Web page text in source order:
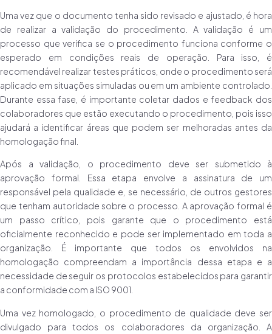
Uma vez que o documento tenha sido revisado e ajustado, é hora
de realizar a validação do procedimento. A validação é um
processo que verifica se o procedimento funciona conforme o
esperado em condições reais de operação. Para isso, é
recomendável realizar testes práticos, onde o procedimento será
aplicado em situações simuladas ou em um ambiente controlado.
Durante essa fase, é importante coletar dados e feedback dos
colaboradores que estão executando o procedimento, pois isso
ajudará a identificar áreas que podem ser melhoradas antes da
homologação final.
Após a validação, o procedimento deve ser submetido à
aprovação formal. Essa etapa envolve a assinatura de um
responsável pela qualidade e, se necessário, de outros gestores
que tenham autoridade sobre o processo. A aprovação formal é
um passo crítico, pois garante que o procedimento está
oficialmente reconhecido e pode ser implementado em toda a
organização. É importante que todos os envolvidos na
homologação compreendam a importância dessa etapa e a
necessidade de seguir os protocolos estabelecidos para garantir
a conformidade com a ISO 9001.
Uma vez homologado, o procedimento de qualidade deve ser
divulgado para todos os colaboradores da organização. A